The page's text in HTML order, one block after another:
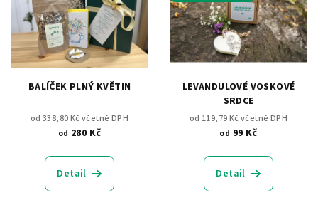
BALÍČEK PLNÝ KVĚTIN
od 338,80 Kč včetně DPH
od 280 Kč
Detail
LEVANDULOVÉ VOSKOVÉ
SRDCE
od 119,79 Kč včetně DPH
od 99 Kč
Detail